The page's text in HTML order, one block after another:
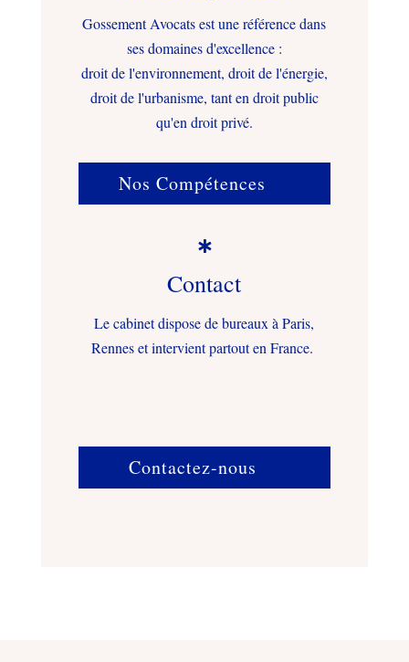
Gossement Avocats est une référence dans
ses domaines d'excellence :
droit de l'environnement, droit de l'énergie,
droit de l'urbanisme, tant en droit public
qu'en droit privé.
Nos Compétences

Contact
Le cabinet dispose de bureaux à Paris,
Rennes et intervient partout en France.
Contactez-nous